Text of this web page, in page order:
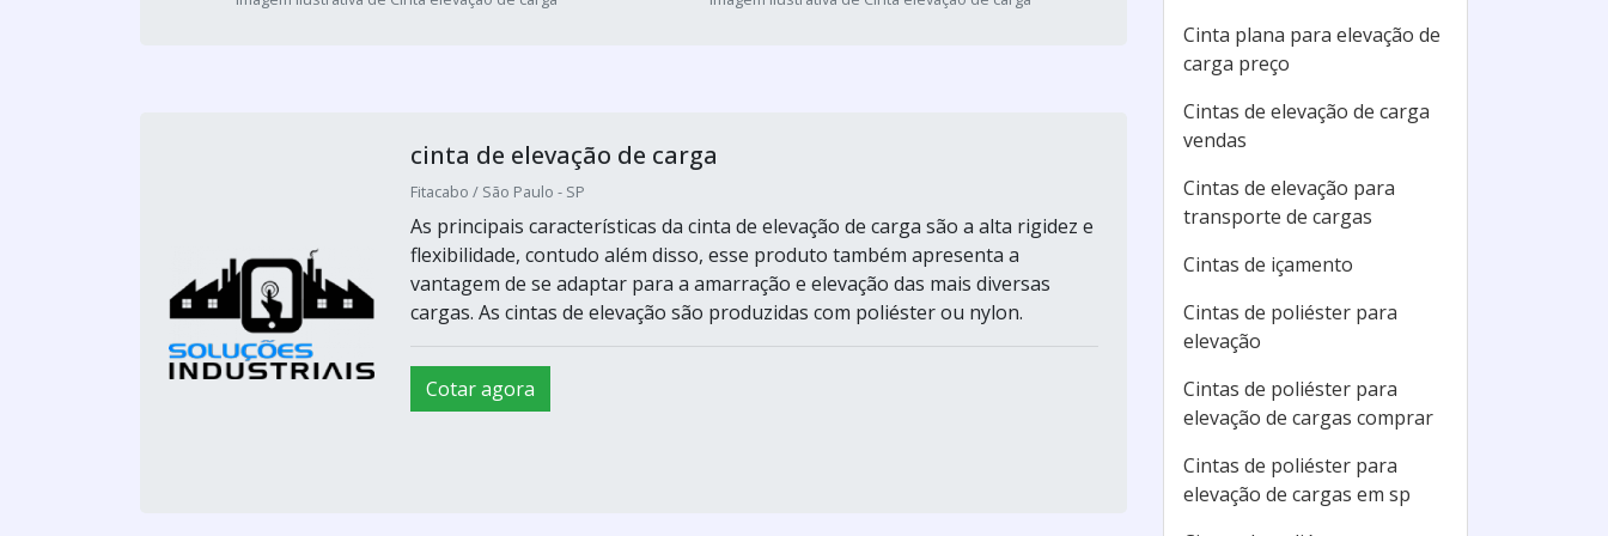
cinta de elevação de carga
Fitacabo / São Paulo - SP
As principais características da cinta de elevação de carga são a alta rigidez e
flexibilidade, contudo além disso, esse produto também apresenta a
vantagem de se adaptar para a amarração e elevação das mais diversas
cargas. As cintas de elevação são produzidas com poliéster ou nylon.
Cotar agora
Cinta plana para elevação de
carga preço
Cintas de elevação de carga
vendas
Cintas de elevação para
transporte de cargas
Cintas de içamento
Cintas de poliéster para
elevação
Cintas de poliéster para
elevação de cargas comprar
Cintas de poliéster para
elevação de cargas em sp